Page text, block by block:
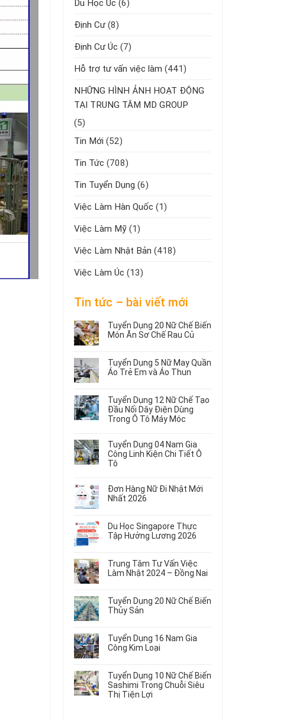
Du Học Úc (6)
Định Cư (8)
Định Cư Úc (7)
Hỗ trợ tư vấn việc làm (441)
NHỮNG HÌNH ẢNH HOẠT ĐỘNG
TẠI TRUNG TÂM MD GROUP
(5)
Tin Mới (52)
Tin Tức (708)
Tin Tuyển Dụng (6)
Việc Làm Hàn Quốc (1)
Việc Làm Mỹ (1)
Việc Làm Nhật Bản (418)
Việc Làm Úc (13)
Tin tức – bài viết mới
Tuyển Dụng 20 Nữ Chế Biến
Món Ăn Sơ Chế Rau Củ
có
bình
luận
Tuyển
Dụng
20
Nữ
Biến
Món
Ăn
Rau
Củ
Tuyển Dụng 5 Nữ May Quần
Áo Trẻ Em và Áo Thun
có
bình
luận
ở
Dụng
5
Nữ
May
Áo
Trẻ
Áo
Thun
Tuyển Dụng 12 Nữ Chế Tạo
Đầu Nối Dây Điện Dùng
Trong Ô Tô Máy Móc
có
bình
luận
ở
Dụng
12
Tạo
Đầu
Điện
Dùng
Tô
Máy
Tuyển Dụng 04 Nam Gia
Công Linh Kiện Chi Tiết Ô
Tô
có
bình
luận
Tuyển
Dụng
04
Gia
Công
Chi
Tiết
Đơn Hàng Nữ Đi Nhật Mới
Nhất 2026
có
bình
luận
Đơn
Hàng
Nữ
Nhật
Mới
Nhất
Du Học Singapore Thực
Tập Hưởng Lương 2026
có
bình
luận
Du
Học
Singapore
Tập
Hưởng
Lương
Trung Tâm Tư Vấn Việc
Làm Nhật 2024 – Đồng Nai
có
bình
luận
Trung
Tâm
Tư
Việc
Làm
Nhật
2024
Tuyển Dụng 20 Nữ Chế Biến
Thủy Sản
có
bình
luận
Tuyển
Dụng
20
Nữ
Tuyển Dụng 16 Nam Gia
Công Kim Loại
có
bình
luận
ở
Tuyển Dụng 10 Nữ Chế Biến
Sashimi Trong Chuỗi Siêu
Thị Tiện Lợi